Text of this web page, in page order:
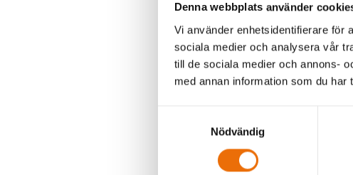
Denna webbplats använder
Vi använder enhetsidentifierare för
sociala medier och analysera vår
till de sociala medier och annons-
med annan information som du
Nödvändig
Det blev många par
Ett koncept som
Johan Barvaeus är
– Syftet var att skapa
självklart inte medvetet